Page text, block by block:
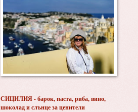
СИЦИЛИЯ - барок, паста, риба, вино,
шоколад и слънце за ценители